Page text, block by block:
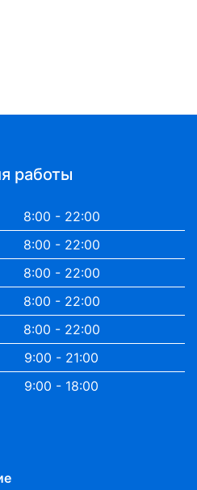
работы
8:00 - 22:00
8:00 - 22:00
8:00 - 22:00
8:00 - 22:00
8:00 - 22:00
9:00 - 21:00
9:00 - 18:00